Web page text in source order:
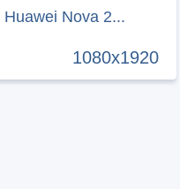
Nova 2...
1080x1920